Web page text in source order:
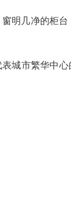
场最鼎盛
广场，那